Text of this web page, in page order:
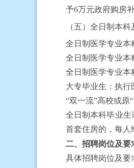
予6万元政府购房
（五）全日制 本科
全日制 医学专业本
全日制 医学专业本
全日制 医学专业
大专毕业生：执行
“双一流”高校或原
全日制本科毕业生
首套住房的，每人
二、招聘岗位及要
具体招聘岗位及要